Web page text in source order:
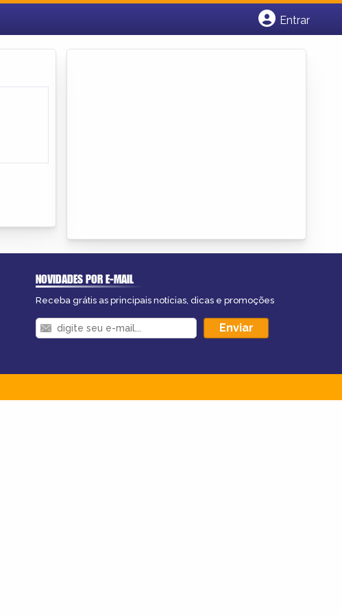
Entrar
NOVIDADES POR E-MAIL
Receba grátis as principais notícias, dicas e promoções